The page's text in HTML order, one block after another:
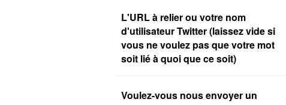
L'URL à relier ou votre nom
d'utilisateur Twitter (laissez vide si
vous ne voulez pas que votre mot
soit lié à quoi que ce soit)
Voulez-vous nous envoyer un